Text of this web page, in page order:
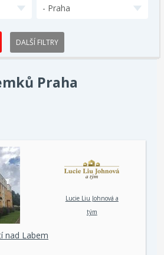
- Praha
DALŠÍ FILTRY
Praha
Lucie Liu Johnová a
tým
nad Labem